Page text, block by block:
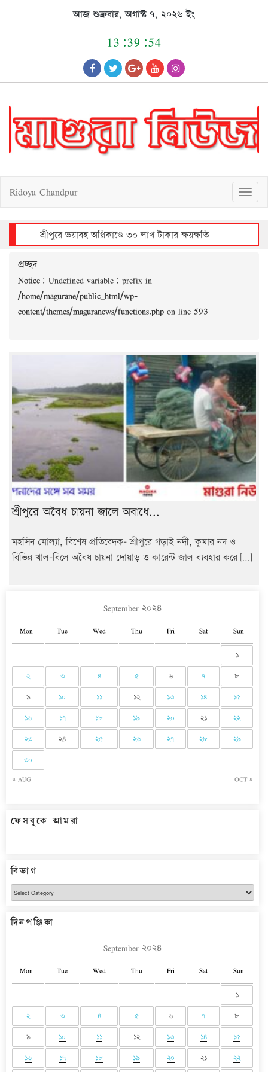
আজ শুক্রবার, অগাস্ট ৭, ২০২৬ ইং
13:39:54
T
o
g
g
l
a
t
Ridoya Chandpur
শ্রীপুরে ভয়াবহ অগ্নিকাণ্ডে ৩০ লাখ টাকার ক্ষয়ক্ষতি
প্রচ্ছদ
Notice : Undefined variable: prefix in
/home/magurane/public_html/wp-
content/themes/maguranews/functions.php on line 593
শ্রীপুরে অবৈধ চায়না জালে অবাধে...
মহসিন মোল্যা, বিশেষ প্রতিবেদক- শ্রীপুরে গড়াই নদী, কুমার নদ ও
বিভিন্ন খাল-বিলে অবৈধ চায়না দোয়াড় ও কারেন্ট জাল ব্যবহার করে […]
September ২০২৪
Mon Tue Wed Thu Fri Sat Sun
« AUG OCT »
১
২ ৩ ৪ ৫ ৬ ৭ ৮
৯ ১০ ১১ ১২ ১৩ ১৪ ১৫
১৬ ১৭ ১৮ ১৯ ২০ ২১ ২২
২৩ ২৪ ২৫ ২৬ ২৭ ২৮ ২৯
৩০
ফেসবুকে আমরা
বিভাগ
বিভাগ
দিনপঞ্জিকা
September ২০২৪
Mon Tue Wed Thu Fri Sat Sun
১
২ ৩ ৪ ৫ ৬ ৭ ৮
৯ ১০ ১১ ১২ ১৩ ১৪ ১৫
১৬ ১৭ ১৮ ১৯ ২০ ২১ ২২